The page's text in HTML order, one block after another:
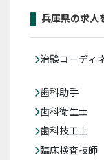
兵庫県の求人
治験コーディ
歯科助手
歯科衛生士
歯科技工士
臨床検査技師